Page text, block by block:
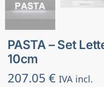
PASTA – Set
10cm
207.05 € IVA incl.